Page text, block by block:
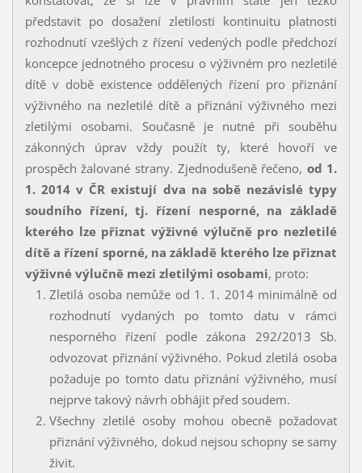
představit po dosažení zletilosti kontinuitu platnosti
rozhodnutí vzešlých z řízení vedených podle předchozí
koncepce jednotného procesu o výživném pro nezletilé
dítě v době existence oddělených řízení pro přiznání
výživného na nezletilé dítě a přiznání výživného mezi
zletilými osobami. Současně je nutné při souběhu
zákonných úprav vždy použít ty, které hovoří ve
prospěch žalované strany. Zjednodušeně řečeno, od 1.
1. 2014 v ČR existují dva na sobě nezávislé typy
soudního řízení, tj. řízení nesporné, na základě
kterého lze přiznat výživné výlučně pro nezletilé
dítě a řízení sporné, na základě kterého lze přiznat
výživné výlučně mezi zletilými osobami, proto:
Zletilá osoba nemůže od 1. 1. 2014 minimálně od
rozhodnutí vydaných po tomto datu v rámci
nesporného řízení podle zákona 292/2013 Sb.
odvozovat přiznání výživného. Pokud zletilá osoba
požaduje po tomto datu přiznání výživného, musí
nejprve takový návrh obhájit před soudem.
Všechny zletilé osoby mohou obecně požadovat
přiznání výživného, dokud nejsou schopny se samy
živit.